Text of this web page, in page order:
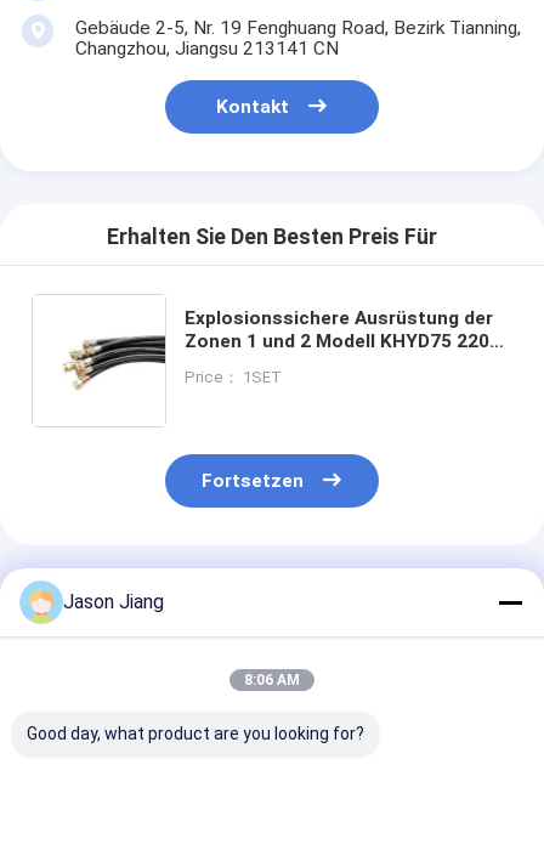
Gebäude 2-5, Nr. 19 Fenghuang Road, Bezirk Tianning,
Changzhou, Jiangsu 213141 CN
Kontakt
Erhalten Sie Den Besten Preis Für
Explosionssichere Ausrüstung der
Zonen 1 und 2 Modell KHYD75 220V
Price： 1SET
Fortsetzen
Empfohlene Produkte
Jason Jiang
8:06 AM
Good day, what product are you looking for?